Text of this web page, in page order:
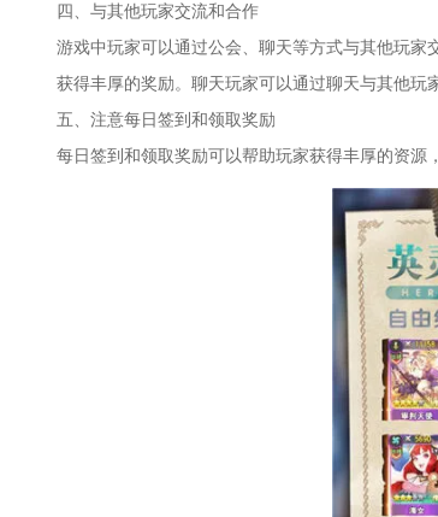
四、与其他玩家交流和合作
游戏中玩家可以通过公会、聊天等方式与其他玩家
获得丰厚的奖励。聊天玩家可以通过聊天与其他玩
五、注意每日签到和领取奖励
每日签到和领取奖励可以帮助玩家获得丰厚的资源